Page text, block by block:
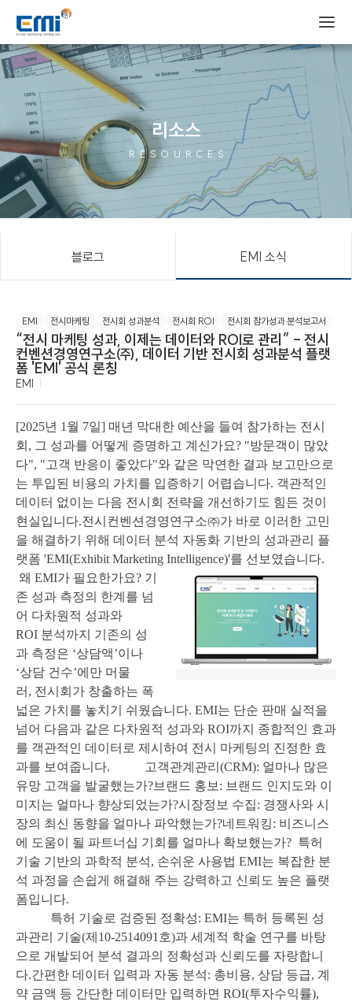
리소스
RESOURCES
블로그 EMI 소식
EMI 전시마케팅 전시회 성과분석 전시회 ROI
전시회 참가성과 분석보고서
전시회 결과 보고서
“전시 마케팅 성과, 이제는 데이터와 ROI로 관리” - 전시
컨벤션경영연구소㈜, 데이터 기반 전시회 성과분석 플랫
폼 'EMI' 공식 론칭
EMI
[2025년 1 월 7일] 매년 막대한 예산을 들여 참가하는 전시
회 , 그 성과를 어떻게 증명하고 계신가요? "방문객이 많았
다", "고객 반응이 좋았다"와 같은 막연한 결과 보고만으로
는 투입된 비용의 가치를 입증하기 어렵습니다. 객관적인
데이터 없이는 다음 전시회 전략을 개선하기도 힘든 것이
현실입니다.전시컨벤션경영연구소㈜가 바로 이러한 고민
을 해결하기 위해 데이터 분석 자동화 기반의 성과관리 플
랫폼 'EMI(Exhibit Marketing Intelligence)'를 선보였습니다.
왜 EMI가 필요한가요? 기
존 성과 측정의 한계를 넘
어 다차원적 성과와
ROI 분석까지
기존의 성
과 측정은 ‘상담액’이나
‘상담 건수’에만 머물
러 , 전시회가 창출하는 폭
넓은 가치를 놓치기 쉬웠습니다. EMI는 단순 판매 실적을
넘어 다음과 같은 다차원적 성과와 ROI까지 종합적인 효과
를 객관적인 데이터로 제시하여 전시 마케팅의 진정한 효
과를 보여줍니다. 고객관계관리 (CRM): 얼마나 많은
유망 고객을 발굴했는가?브랜드 홍보 : 브랜드 인지도와 이
미지는 얼마나 향상되었는가?시장정보 수집: 경쟁사와 시
장의 최신 동향을 얼마나 파악했는가?네트워킹: 비즈니스
에 도움이 될 파트너십 기회를 얼마나 확보했는가? 특허
기술 기반의 과학적 분석, 손쉬운 사용법 EMI는 복잡한 분
석 과정을 손쉽게 해결해 주는 강력하고 신뢰도 높은 플랫
폼입니다.
특허 기술로 검증된 정확성: EMI는 특허 등록된 성
과관리 기술(제 10-2514091 호)과 세계적 학술 연구를 바탕
으로 개발되어 분석 결과의 정확성과 신뢰도를 자랑합니
다.간편한 데이터 입력과 자동 분석: 총비용, 상담 등급, 계
약 금액 등 간단한 데이터만 입력하면 ROI(투자수익률),